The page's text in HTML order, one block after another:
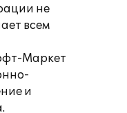
не
всем
Маркет
и